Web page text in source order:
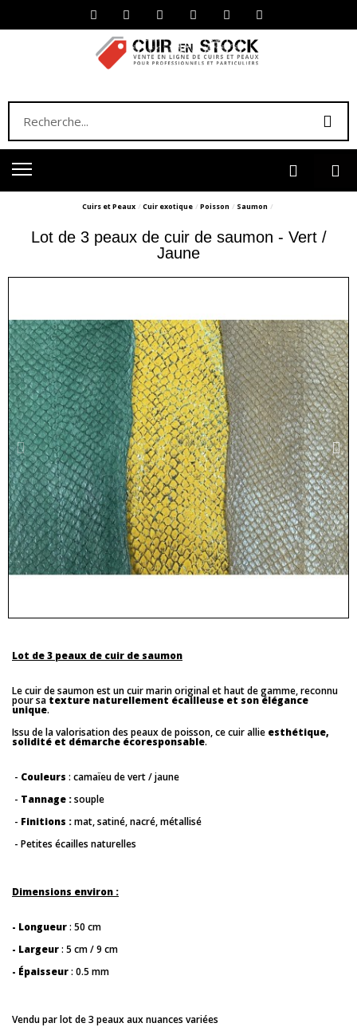
Cuirs et Peaux Cuir exotique Poisson Saumon
Lot de 3 peaux de cuir de saumon - Vert /
Jaune
Lot de 3 peaux de cuir de saumon
Le cuir de saumon est un cuir marin original et haut de gamme, reconnu
pour sa texture naturellement écailleuse et son élégance
unique.
Issu de la valorisation des peaux de poisson, ce cuir allie esthétique,
solidité et démarche écoresponsable.
- Couleurs : camaïeu de vert / jaune
- Tannage :souple
- Finitions :mat, satiné, nacré, métallisé
- Petites écailles naturelles
Dimensions environ :
- Longueur: 50 cm
- Largeur: 5 cm / 9 cm
- Épaisseur: 0.5 mm
Vendu par lot de 3 peaux aux nuances variées